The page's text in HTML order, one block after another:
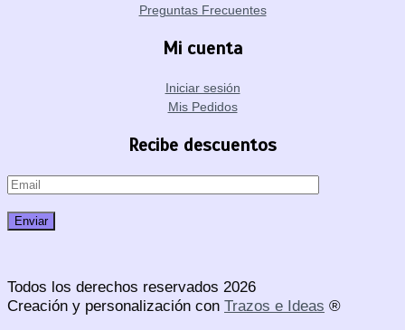
Preguntas Frecuentes
Mi cuenta
Iniciar sesión
Mis Pedidos
Recibe descuentos
Todos los derechos reservados 2026
Creación y personalización con Trazos e Ideas ®